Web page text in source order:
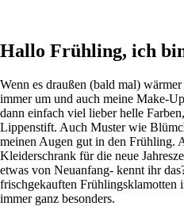
Hallo Frühling, ich
Wenn es draußen (bald mal)
immer um und auch meine Make-
dann einfach viel lieber helle
Lippenstift. Auch Muster wie
meinen Augen gut in den Frühling.
Kleiderschrank für die neue
etwas von Neuanfang- kennt ihr
frischgekauften Frühlingsklamotten
immer ganz besonders.